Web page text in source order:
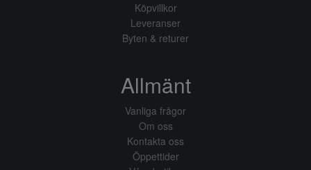
Köpvillkor
Leveranser
Byten & returer
Allmänt
Vanliga frågor
Om oss
Kontakta oss
Öppettider